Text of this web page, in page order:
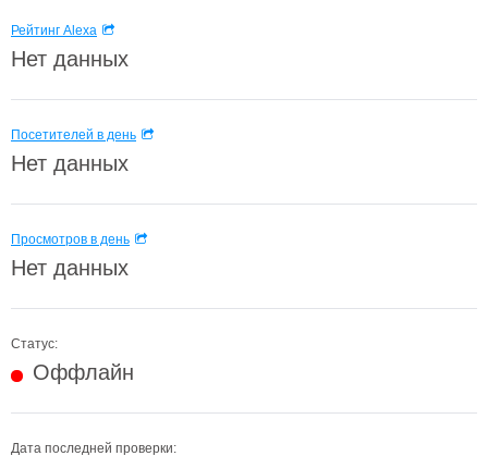
Рейтинг Alexa
Нет данных
Посетителей в день
Нет данных
Просмотров в день
Нет данных
Статус:
Оффлайн
Дата последней проверки: